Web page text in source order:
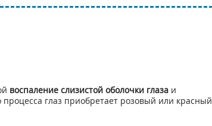
воспаление слизистой оболочки глазаи
процесса глаз приобретает розовый или красный